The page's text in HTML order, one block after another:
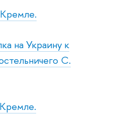
на Украину к
С.